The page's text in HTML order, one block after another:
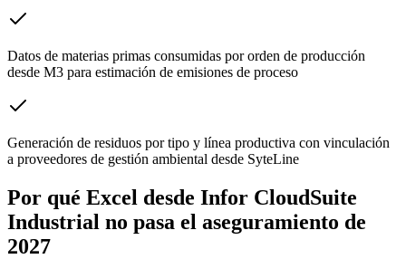
Datos de materias primas consumidas por orden de producción
desde M3 para estimación de emisiones de proceso
Generación de residuos por tipo y línea productiva con vinculación
a proveedores de gestión ambiental desde SyteLine
Por qué Excel desde Infor CloudSuite
Industrial no pasa el aseguramiento de
2027